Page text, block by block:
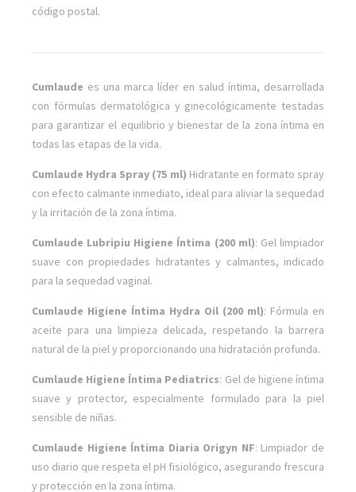
código postal.
Cumlaude es una marca líder en salud íntima, desarrollada
con fórmulas dermatológica y ginecológicamente testadas
para garantizar el equilibrio y bienestar de la zona íntima en
todas las etapas de la vida.
Cumlaude Hydra Spray (75 ml) Hidratante en formato spray
con efecto calmante inmediato, ideal para aliviar la sequedad
y la irritación de la zona íntima.
Cumlaude Lubripiu Higiene Íntima (200 ml): Gel limpiador
suave con propiedades hidratantes y calmantes, indicado
para la sequedad vaginal.
Cumlaude Higiene Íntima Hydra Oil (200 ml): Fórmula en
aceite para una limpieza delicada, respetando la barrera
natural de la piel y proporcionando una hidratación profunda.
Cumlaude Higiene Íntima Pediatrics: Gel de higiene íntima
suave y protector, especialmente formulado para la piel
sensible de niñas.
Cumlaude Higiene Íntima Diaria Origyn NF: Limpiador de
uso diario que respeta el pH fisiológico, asegurando frescura
y protección en la zona íntima.